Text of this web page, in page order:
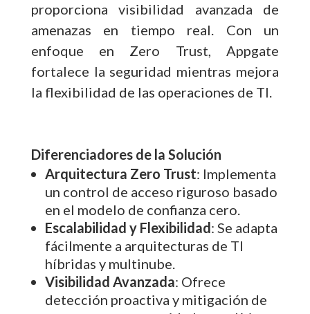
proporciona visibilidad avanzada de
amenazas en tiempo real. Con un
enfoque en Zero Trust, Appgate
fortalece la seguridad mientras mejora
la flexibilidad de las operaciones de TI.
Diferenciadores de la Solución
Arquitectura Zero Trust: Implementa
un control de acceso riguroso basado
en el modelo de confianza cero.
Escalabilidad y Flexibilidad: Se adapta
fácilmente a arquitecturas de TI
híbridas y multinube.
Visibilidad Avanzada: Ofrece
detección proactiva y mitigación de